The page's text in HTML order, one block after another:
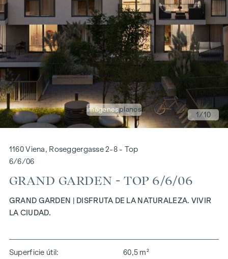
imágenesplanos
1/10
1160 Viena, Roseggergasse 2-8 - Top
6/6/06
GRAND GARDEN - TOP 6/6/06
GRAND GARDEN | DISFRUTA DE LA NATURALEZA. VIVIR
LA CIUDAD.
Superficie útil
60,5 m²